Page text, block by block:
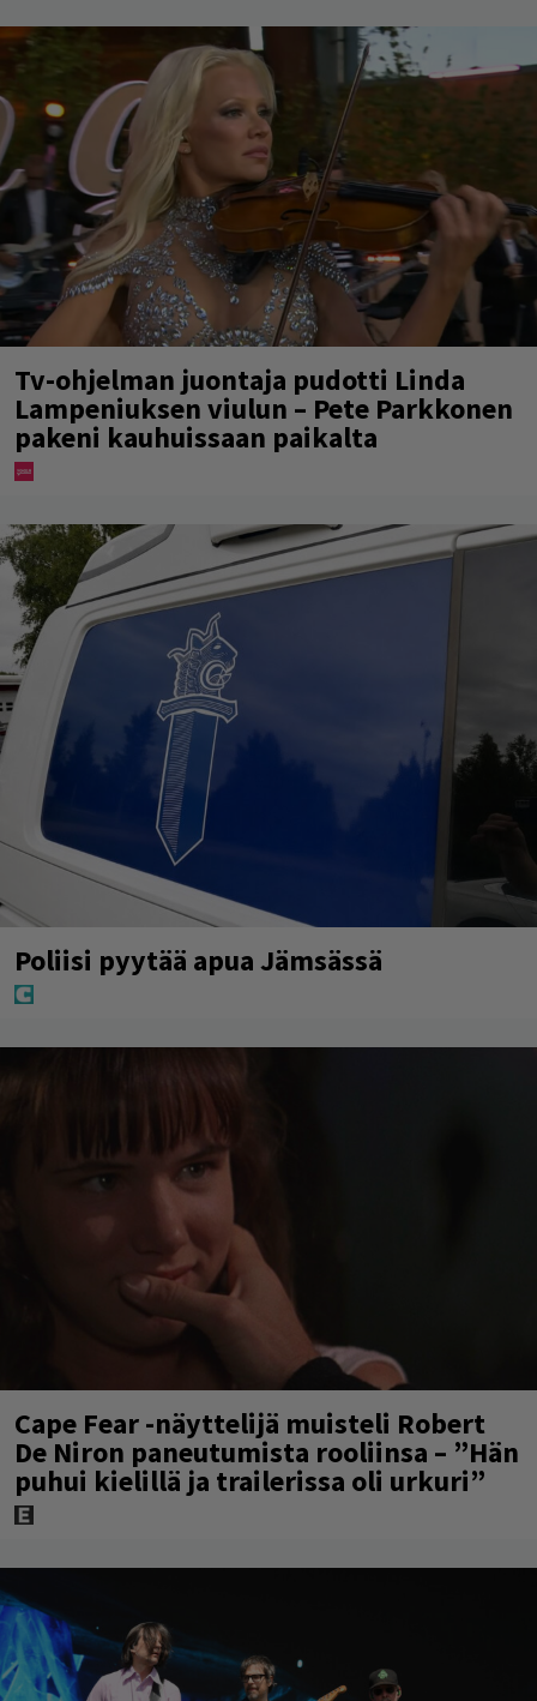
Tv-ohjelman juontaja pudotti Linda
Lampeniuksen viulun – Pete Parkkonen
pakeni kauhuissaan paikalta
Poliisi pyytää apua Jämsässä
Cape Fear -näyttelijä muisteli Robert
De Niron paneutumista rooliinsa – ”Hän
puhui kielillä ja trailerissa oli urkuri”